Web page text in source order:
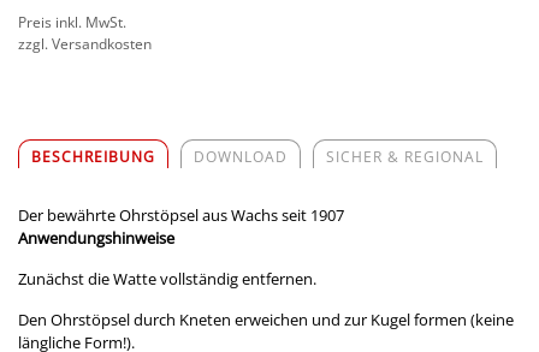
Preis inkl. MwSt.
zzgl. Versandkosten
BESCHREIBUNG DOWNLOAD SICHER & REGIONAL
Der bewährte Ohrstöpsel aus Wachs seit 1907
Anwendungshinweise
Zunächst die Watte vollständig entfernen.
Den Ohrstöpsel durch Kneten erweichen und zur Kugel formen (keine
längliche Form!).